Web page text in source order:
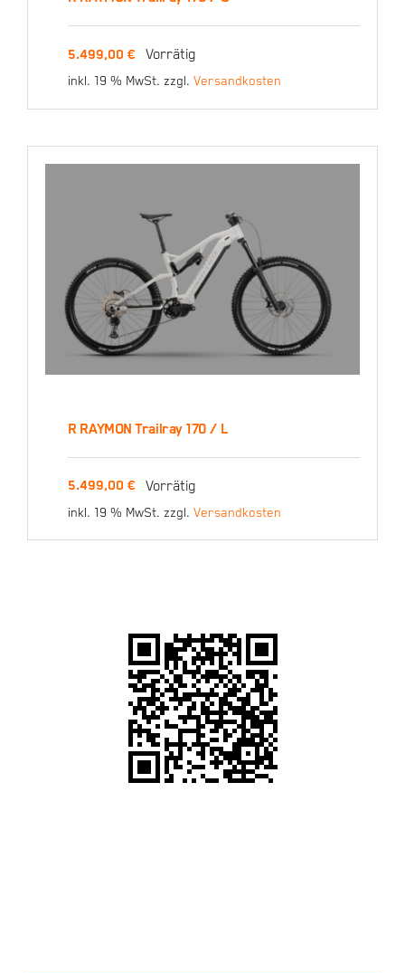
S
5.499,00€
5.499,00€ Vorrätig
inkl. 19 % MwSt. zzgl.Versandkosten
L
5.499,00€
R RAYMON Trailray 170 / L
5.499,00€ Vorrätig
inkl. 19 % MwSt. zzgl.Versandkosten